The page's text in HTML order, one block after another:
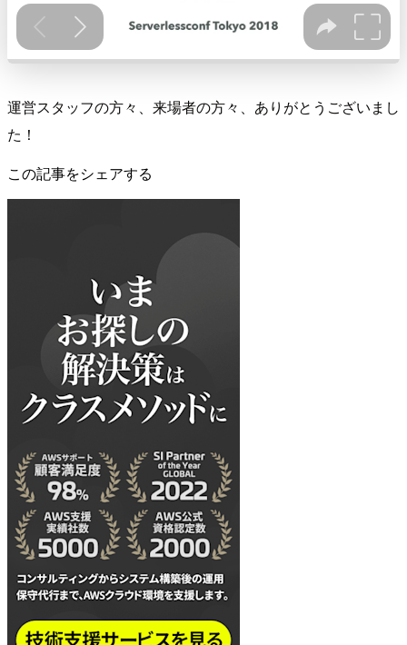
運営スタッフの方々、来場者の方々、ありがとうございまし
た！
この記事をシェアする